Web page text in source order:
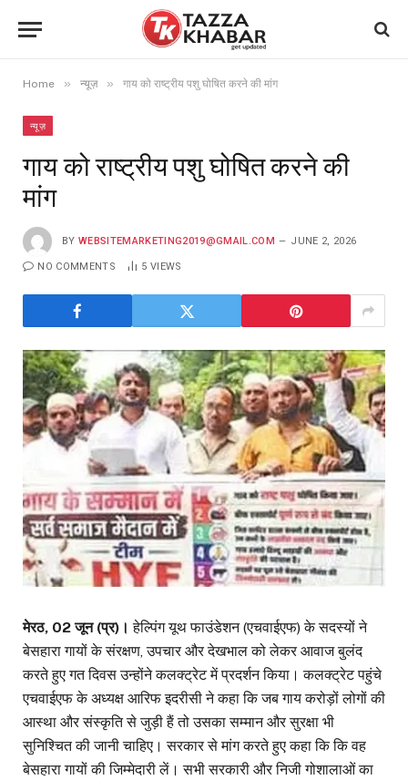
Home » न्यूज़ » गाय को राष्ट्रीय पशु घोषित करने की मांग
न्यूज़
गाय को राष्ट्रीय पशु घोषित करने की
मांग
BY WEBSITEMARKETING2019@GMAIL.COM JUNE 2, 2026
NO COMMENTS 5 VIEWS
मेरठ, 02 जून (प्र)। हेल्पिंग यूथ फाउंडेशन (एचवाईएफ) के सदस्यों ने
बेसहारा गायों के संरक्षण, उपचार और देखभाल को लेकर आवाज बुलंद
करते हुए गत दिवस उन्होंने कलक्ट्रेट में प्रदर्शन किया। कलक्ट्रेट पहुंचे
एचवाईएफ के अध्यक्ष आरिफ इदरीसी ने कहा कि जब गाय करोड़ों लोगों की
आस्था और संस्कृति से जुड़ी हैं तो उसका सम्मान और सुरक्षा भी
सुनिश्चित की जानी चाहिए। सरकार से मांग करते हुए कहा कि कि वह
बेसहारा गायों की जिम्मेदारी लें। सभी सरकारी और निजी गोशालाओं का